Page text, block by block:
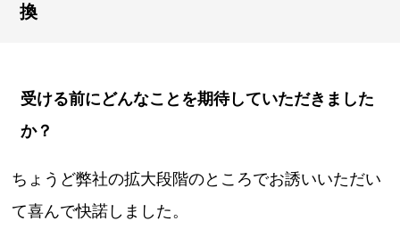
換
受ける前にどんなことを期待していただきました
か？
ちょうど弊社の拡大段階のところでお誘いいただい
て喜んで快諾しました。